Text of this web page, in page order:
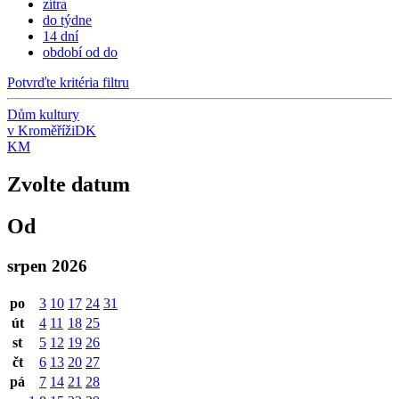
zítra
do týdne
14 dní
období od do
Potvrďte kritéria filtru
Dům kultury
v KroměřížiDK
KM
Zvolte datum
Od
srpen 2026
po 3 10 17 24 31
út
4 11 18 25
st
5 12 19 26
čt
6 13 20 27
pá
7 14 21 28